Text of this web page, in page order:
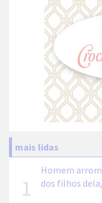
mais lidas
1
Homem
dos filhos